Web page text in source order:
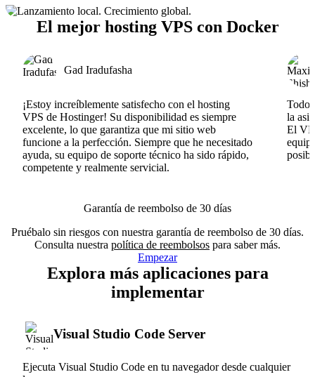
El mejor hosting VPS con Docker
Gad Iradufasha
¡Estoy increíblemente satisfecho con el hosting
VPS de Hostinger! Su disponibilidad es siempre
excelente, lo que garantiza que mi sitio web
funcione a la perfección. Siempre que he necesitado
ayuda, su equipo de soporte técnico ha sido rápido,
competente y realmente servicial.
Todo
la
El
Garantía de reembolso de 30 días
Pruébalo sin riesgos con nuestra garantía de reembolso de 30 días.
Consulta nuestra política de reembolsos para saber más.
Empezar
Explora más aplicaciones para
implementar
Visual Studio Code Server
Ejecuta Visual Studio Code en tu navegador desde cualquier